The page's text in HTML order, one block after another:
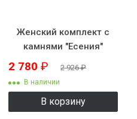
Женский комплект с
камнями "Есения"
2 780 ₽ 2 926₽
В наличии
В корзину